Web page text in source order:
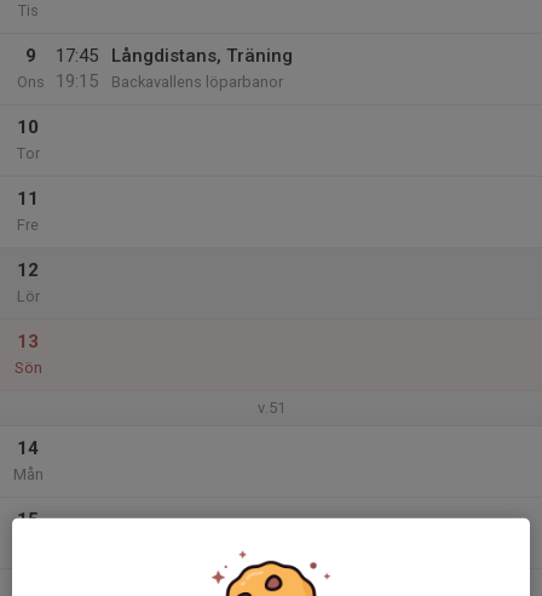
Tis
9
Ons
17:45
19:15
Långdistans, Träning
Backavallens löparbanor
10
Tor
11
Fre
12
Lör
13
Sön
v.51
14
Mån
15
Långdistans, Träning